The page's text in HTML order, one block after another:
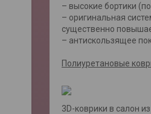
– высокие бортики
– оригинальная
существенно
– антискользящее
Полиуретановые
3D-коврики в салон